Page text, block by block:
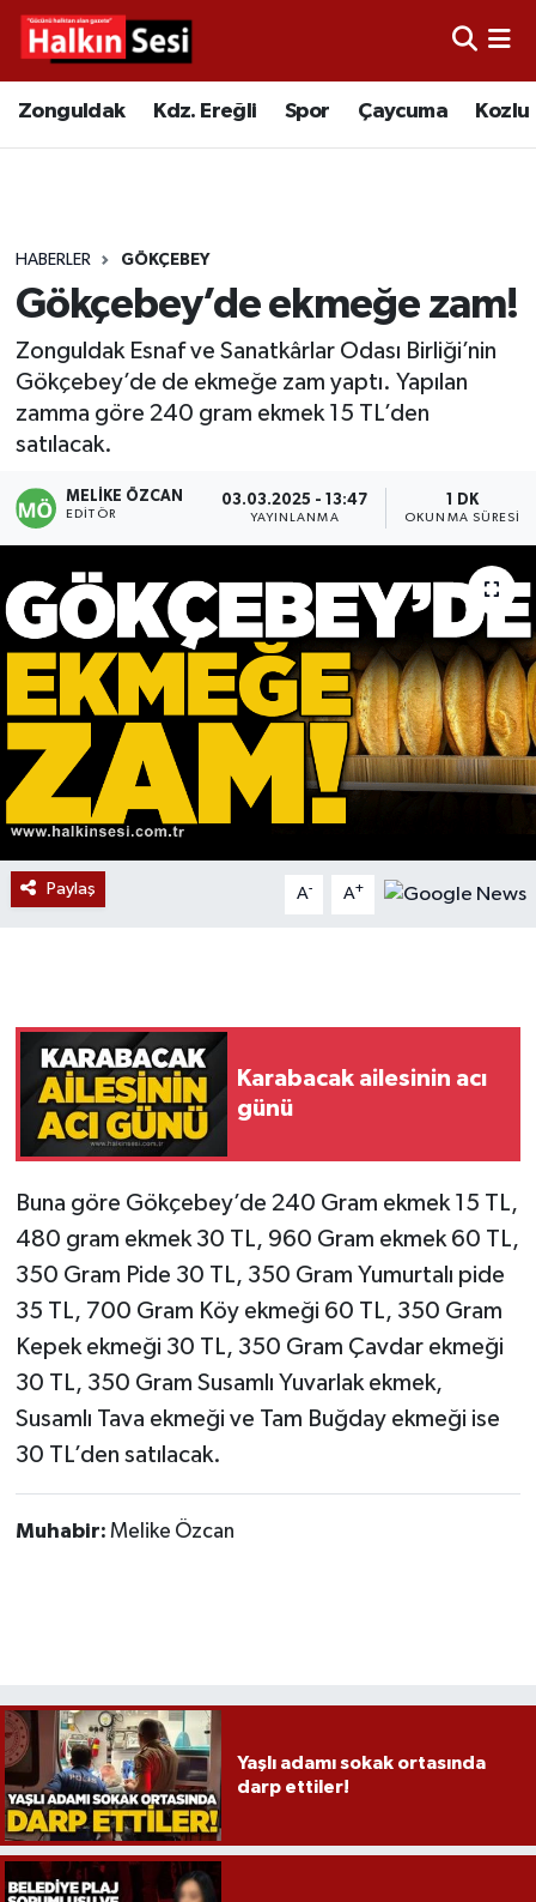
Zonguldak Kdz. Ereğli Spor Çaycuma Kozlu
HABERLER GÖKÇEBEY
Gökçebey’de ekmeğe zam!
Zonguldak Esnaf ve Sanatkârlar Odası Birliği’nin
Gökçebey’de de ekmeğe zam yaptı. Yapılan
zamma göre 240 gram ekmek 15 TL’den
satılacak.
MELIKE ÖZCAN
EDITÖR
03.03.2025 - 13:47
YAYINLANMA
1 DK
OKUNMA SÜRESI
Paylaş A- A+
Karabacak ailesinin acı
günü
Buna göre Gökçebey’de 240 Gram ekmek 15 TL,
480 gram ekmek 30 TL, 960 Gram ekmek 60 TL,
350 Gram Pide 30 TL, 350 Gram Yumurtalı pide
35 TL, 700 Gram Köy ekmeği 60 TL, 350 Gram
Kepek ekmeği 30 TL, 350 Gram Çavdar ekmeği
30 TL, 350 Gram Susamlı Yuvarlak ekmek,
Susamlı Tava ekmeği ve Tam Buğday ekmeği ise
30 TL’den satılacak.
Muhabir: Melike Özcan
Yaşlı adamı sokak ortasında
darp ettiler!
Video
Çaycuma
Asayiş
Bartın
Karabük
Devrek
Bolu
ÇEVRE
BİLİM VE TEKNOLOJİ
DUNYA
Düzce
Genel
Gökçebey
GÜNDEM
İş ilanı
Kilimli
Kültür - Sanat
Politika
SİYASET
Spor
Ulusal
Merkez Hava Durumu
Süper Lig Puan Durumu ve Fikstür
Son Dakika Haberleri
Haber Arşivi